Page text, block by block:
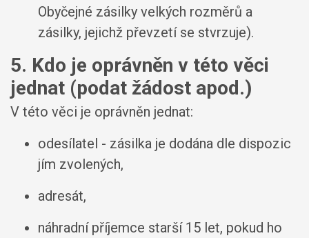
Obyčejné zásilky velkých rozměrů a
zásilky, jejichž převzetí se stvrzuje).
5. Kdo je oprávněn v této věci
jednat (podat žádost apod.)
V této věci je oprávněn jednat:
odesílatel - zásilka je dodána dle dispozic
jím zvolených,
adresát,
náhradní příjemce starší 15 let, pokud ho